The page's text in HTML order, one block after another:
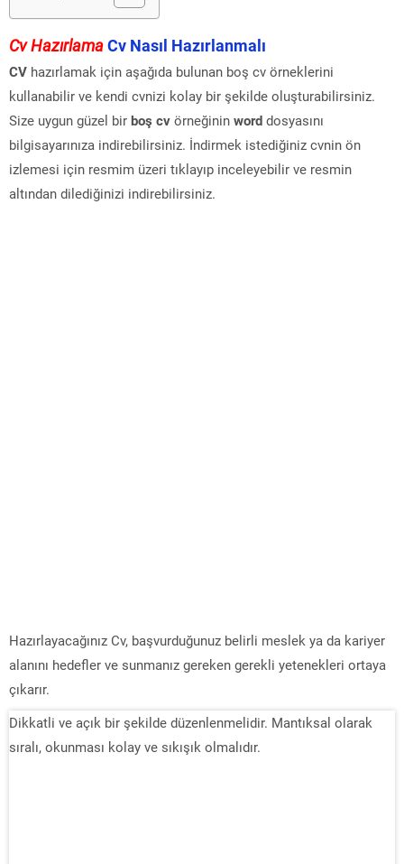
Cv HazırlamaCv Nasıl Hazırlanmalı
CV hazırlamak için aşağıda bulunan boş cv örneklerini
kullanabilir ve kendi cvnizi kolay bir şekilde oluşturabilirsiniz.
Size uygun güzel bir boş cv örneğinin word dosyasını
bilgisayarınıza indirebilirsiniz. İndirmek istediğiniz cvnin ön
izlemesi için resmim üzeri tıklayıp inceleyebilir ve resmin
altından dilediğinizi indirebilirsiniz.
Hazırlayacağınız Cv, başvurduğunuz belirli meslek ya da kariyer
alanını hedefler ve sunmanız gereken gerekli yetenekleri ortaya
çıkarır.
Dikkatli ve açık bir şekilde düzenlenmelidir. Mantıksal olarak
sıralı, okunması kolay ve sıkışık olmalıdır.